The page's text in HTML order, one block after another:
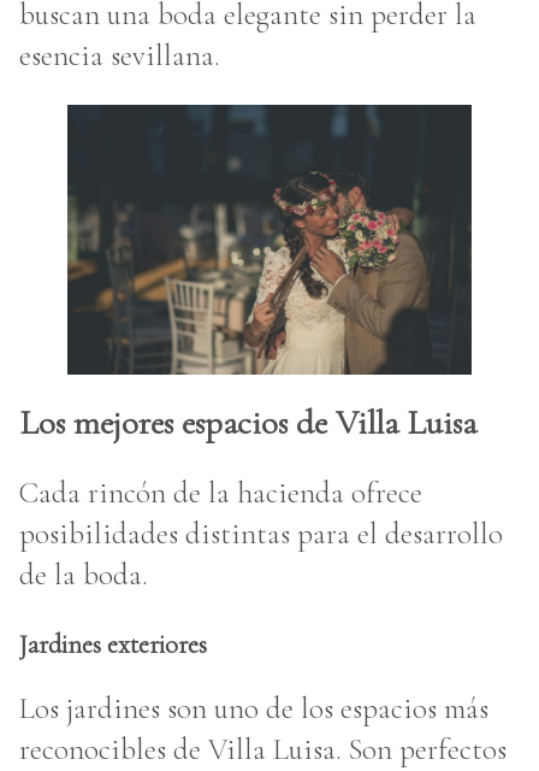
buscan una boda elegante sin perder la
esencia sevillana.
Los mejores espacios de Villa Luisa
Cada rincón de la hacienda ofrece
posibilidades distintas para el desarrollo
de la boda.
Jardines exteriores
Los jardines son uno de los espacios más
reconocibles de Villa Luisa. Son perfectos